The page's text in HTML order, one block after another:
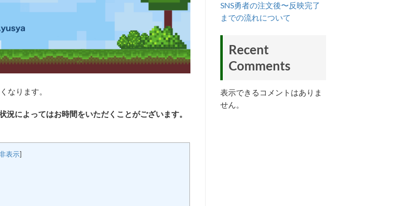
なります。
によってはお時間をいただくことがございます。
表示]
SNS勇者の注文後〜反映完了
までの流れについて
Recent
Comments
表示できるコメントはありま
せん。